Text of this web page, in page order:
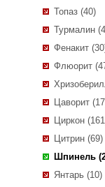
Топаз (40)
Турмалин
Фенакит
Флюорит
Цаворит
Циркон
Цитрин (69)
Шпинель
Янтарь (10)